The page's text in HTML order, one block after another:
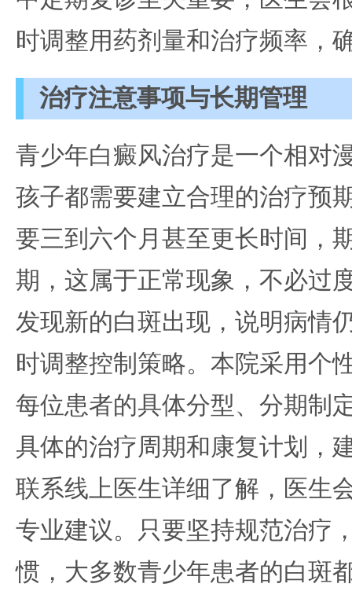
时调整用药剂量和治疗频率，
治疗注意事项与长期管理
青少年白癜风治疗是一个相对
孩子都需要建立合理的治疗预
要三到六个月甚至更长时间，
期，这属于正常现象，不必过
发现新的白斑出现，说明病情
时调整控制策略。本院采用个
每位患者的具体分型、分期制
具体的治疗周期和康复计划，
联系线上医生详细了解，医生
专业建议。只要坚持规范治疗
惯，大多数青少年患者的白斑